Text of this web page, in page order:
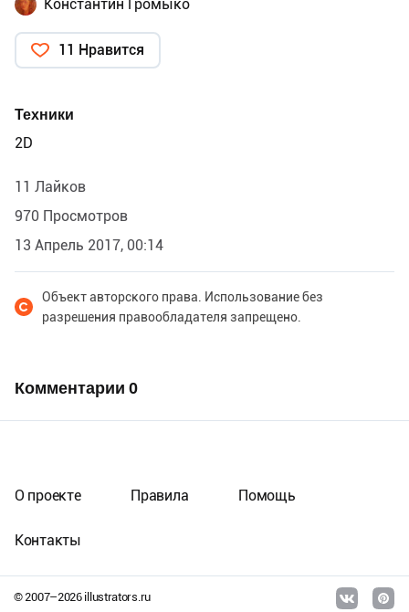
Константин Громыко
11 Нравится
Техники
2D
11 Лайков
970 Просмотров
13 Апрель 2017, 00:14
Объект авторского права. Использование без
разрешения правообладателя запрещено.
Комментарии 0
© 2007–2026illustrators.ru
О проекте Правила Помощь
Контакты